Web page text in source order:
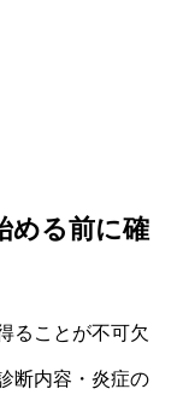
める前に確
ることが不可欠
断内容・炎症の